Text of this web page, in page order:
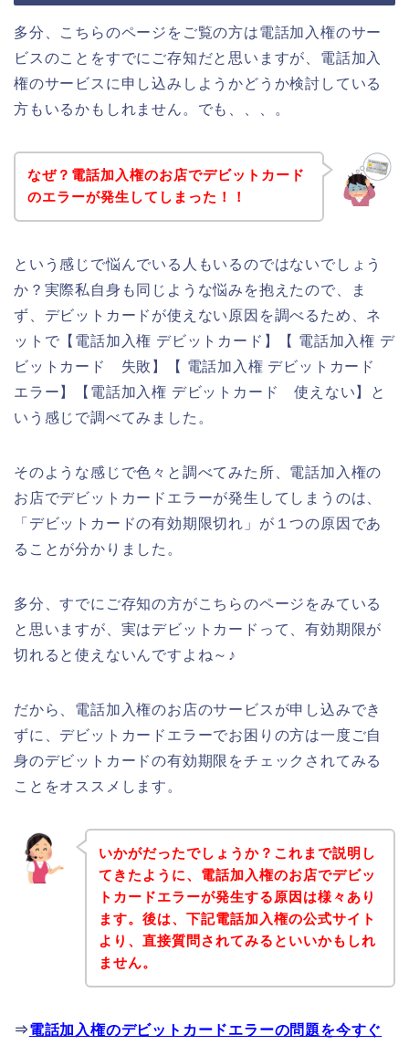
多分、こちらのページをご覧の方は電話加入権のサー
ビスのことをすでにご存知だと思いますが、電話加入
権のサービスに申し込みしようかどうか検討している
方もいるかもしれません。でも、、、。
なぜ？電話加入権のお店でデビットカード
のエラーが発生してしまった！！
という感じで悩んでいる人もいるのではないでしょう
か？実際私自身も同じような悩みを抱えたので、ま
ず、デビットカードが使えない原因を調べるため、ネ
ットで【電話加入権 デビットカード】【 電話加入権 デ
ビットカード 失敗】【 電話加入権 デビットカード
エラー】【電話加入権 デビットカード 使えない】と
いう感じで調べてみました。
そのような感じで色々と調べてみた所、電話加入権の
お店でデビットカードエラーが発生してしまうのは、
「デビットカードの有効期限切れ」が１つの原因であ
ることが分かりました。
多分、すでにご存知の方がこちらのページをみている
と思いますが、実はデビットカードって、有効期限が
切れると使えないんですよね～♪
だから、電話加入権のお店のサービスが申し込みでき
ずに、デビットカードエラーでお困りの方は一度ご自
身のデビットカードの有効期限をチェックされてみる
ことをオススメします。
いかがだったでしょうか？これまで説明し
てきたように、電話加入権のお店でデビッ
トカードエラーが発生する原因は様々あり
ます。後は、下記電話加入権の公式サイト
より、直接質問されてみるといいかもしれ
ません。
⇒電話加入権のデビットカードエラーの問題を今すぐ